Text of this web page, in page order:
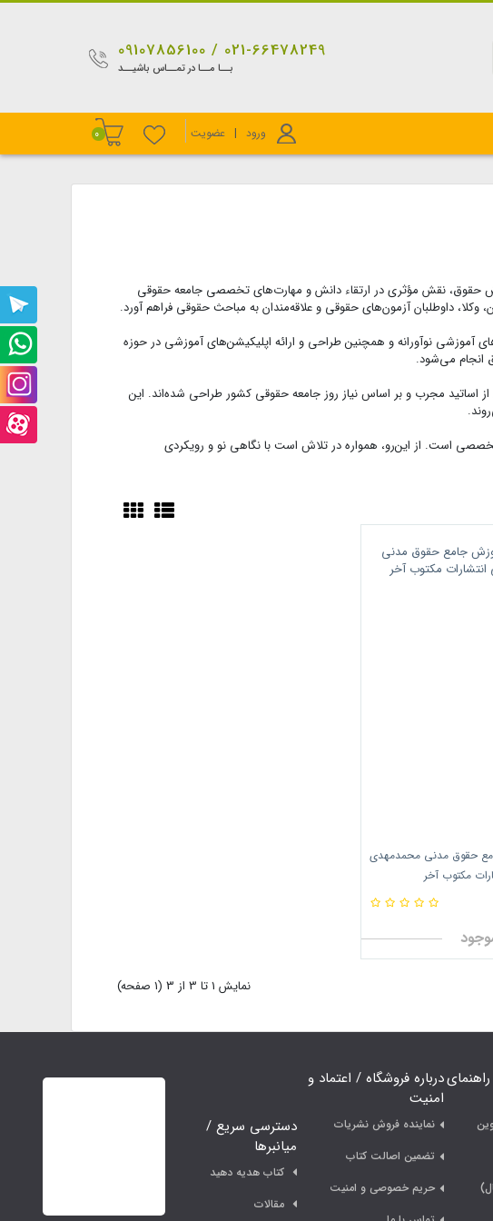
021-66478249 / 09107856100
بــا مــا در تمــاس باشیــد
ورود | عضویت
0
حقوق، نقش مؤثری در ارتقاء دانش و مهارت‌های تخصصی جامعه حقوقی
وکلا، داوطلبان آزمون‌های حقوقی و علاقه‌مندان به مباحث حقوقی فراهم آورد.
آموزشی نوآورانه و همچنین طراحی و ارائه اپلیکیشن‌های آموزشی در حوزه
انجام می‌شود.
اساتید مجرب و بر اساس نیاز روز جامعه حقوقی کشور طراحی شده‌اند. این
است. از این‌رو، همواره در تلاش است با نگاهی نو و رویکردی
جامع حقوق مدنی محمدمهدی
مکتوب آخر
نمايش 1 تا 3 از 3 (1 صفحه)
درباره فروشگاه / اعتماد و
امنیت
نماینده فروش نشریات
تضمین اصالت کتاب
حریم خصوصی و امنیت
دسترسی سریع /
میانبرها
کتاب هدیه دهید
مقالات
پشتیبانی
تلگرام
پشتیبانی
واتس
آپ
صفحه
اینستاگرام
صفحه